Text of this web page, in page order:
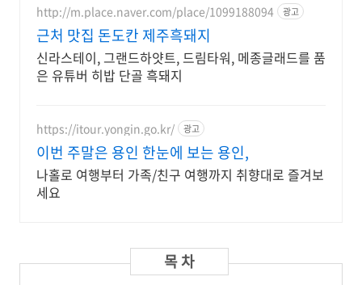
http://m.place.naver.com/place/1099188094 광고
근처 맛집 돈도칸 제주흑돼지
신라스테이, 그랜드하얏트, 드림타워, 메종글래드를 품
은 유튜버 히밥 단골 흑돼지
https://itour.yongin.go.kr/ 광고
이번 주말은 용인 한눈에 보는 용인,
나홀로 여행부터 가족/친구 여행까지 취향대로 즐겨보
세요